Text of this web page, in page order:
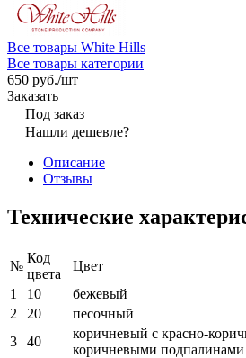
Все товары White Hills
Все товары категории
650 руб./шт
Заказать
Под заказ
Нашли дешевле?
Описание
Отзывы
Технические
№
Код
цвета
Цвет
1
10
бежевый
2
20
песочный
3
40
коричневый с красно-
коричневыми подпалинами